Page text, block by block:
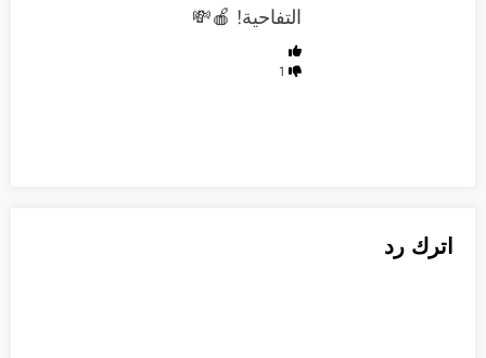
التفاحية! 🍎💸
1
اترك رد